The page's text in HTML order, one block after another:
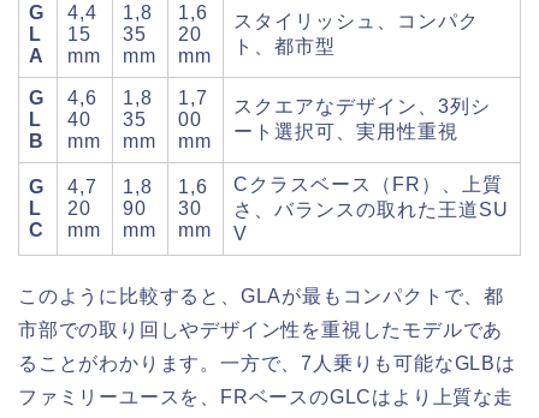
G
L
A
4,4
15
mm
1,8
35
mm
1,6
20
mm
スタイリッシュ、コンパク
ト、都市型
G
L
B
4,6
40
mm
1,8
35
mm
1,7
00
mm
スクエアなデザイン、3列シ
ート選択可、実用性重視
G
L
C
4,7
20
mm
1,8
90
mm
1,6
30
mm
Cクラスベース（FR）、上質
さ、バランスの取れた王道SU
V
このように比較すると、GLAが最もコンパクトで、都
市部での取り回しやデザイン性を重視したモデルであ
ることがわかります。一方で、7人乗りも可能なGLBは
ファミリーユースを、FRベースのGLCはより上質な走